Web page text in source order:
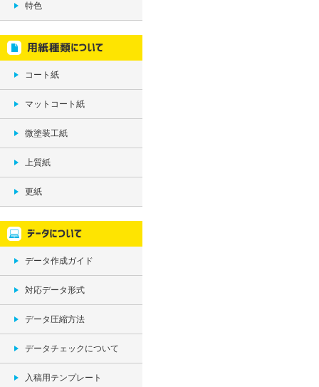
特色
コート紙
マットコート紙
微塗装工紙
上質紙
更紙
データ作成ガイド
対応データ形式
データ圧縮方法
データチェックについて
入稿用テンプレート